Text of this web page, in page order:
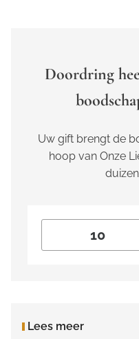
Doordring
Uw gift brengt de
hoop van Onze
Lees meer